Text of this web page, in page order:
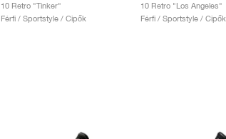
10 Retro "Tinker"
Férfi / Sportstyle / Cipők
10 Retro "Los Angeles"
Férfi / Sportstyle / Cipők